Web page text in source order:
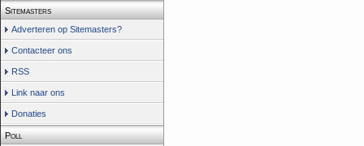
Sitemasters
Adverteren op Sitemasters?
Contacteer ons
RSS
Link naar ons
Donaties
Poll